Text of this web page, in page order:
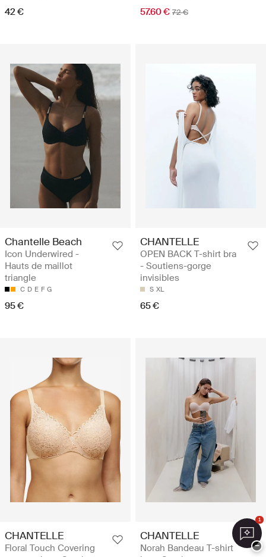
42 € 57.60 € 72 €
Chantelle Beach
Icon Underwired -
Hauts de maillot
triangle
C D E F G
95 €
CHANTELLE
OPEN BACK T-shirt bra
- Soutiens-gorge
invisibles
S XL
65 €
CHANTELLE
Floral Touch Covering
CHANTELLE
Norah Bandeau T-shirt
1
−